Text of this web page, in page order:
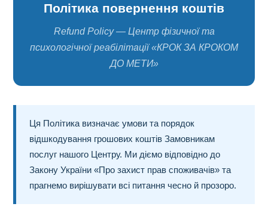
Політика повернення коштів
Refund Policy — Центр фізичної та
психологічної реабілітації «КРОК ЗА КРОКОМ
ДО МЕТИ»
Ця Політика визначає умови та порядок
відшкодування грошових коштів Замовникам
послуг нашого Центру. Ми діємо відповідно до
Закону України «Про захист прав споживачів» та
прагнемо вирішувати всі питання чесно й прозоро.